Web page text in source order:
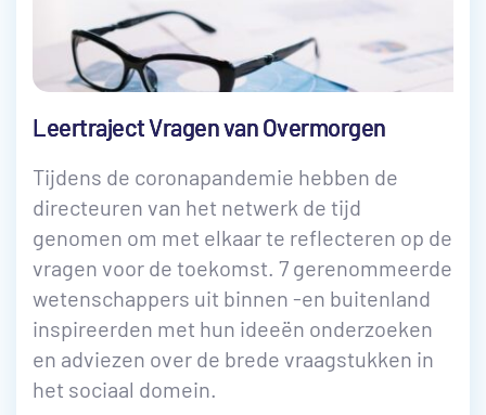
Leertraject Vragen van Overmorgen
Tijdens de coronapandemie hebben de
directeuren van het netwerk de tijd
genomen om met elkaar te reflecteren op de
vragen voor de toekomst. 7 gerenommeerde
wetenschappers uit binnen -en buitenland
inspireerden met hun ideeën onderzoeken
en adviezen over de brede vraagstukken in
het sociaal domein.